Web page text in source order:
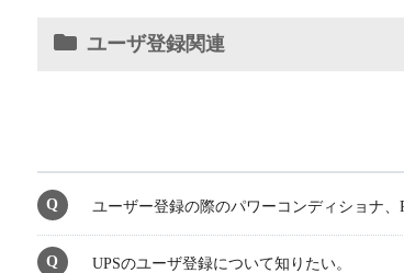
ユーザ登録関連
ユーザー登録の際のパワーコンディショナ
UPSのユーザ登録について知りたい。